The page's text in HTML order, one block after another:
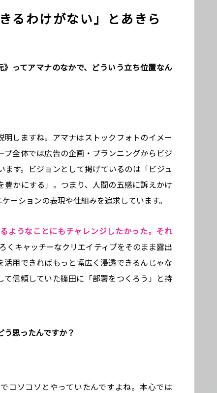
るわけがない」とあきら
ってアマナのなかで、どういう立ち位置なん
明しますね。アマナはストックフォトのイメー
プ全体では広告の企画・プランニングからビジ
ます。ビジョンとして掲げているのは「ビジュ
豊かにする」。つまり、人間の五感に訴えかけ
ーションの表現や仕組みを追求しています。
ようなことにもチャレンジしたかった。それ
くキャッチーなクリエイティブをそのまま露出
活用できればもっと幅広く浸透できるんじゃな
て信頼していた篠田に「部署をつくろう」と持
思ったんですか？
コソコソとやっていたんですよね。本心では